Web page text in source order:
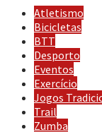
Atletismo
Bicicletas
BTT
Desporto
Eventos
Exercício
Jogos
Trail
Zumba